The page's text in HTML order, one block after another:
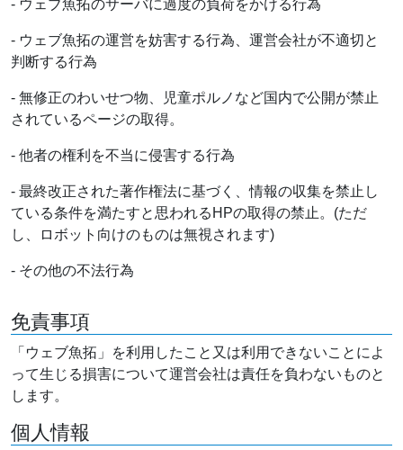
- ウェブ魚拓のサーバに過度の負荷をかける行為
- ウェブ魚拓の運営を妨害する行為、運営会社が不適切と
判断する行為
- 無修正のわいせつ物、児童ポルノなど国内で公開が禁止
されているページの取得。
- 他者の権利を不当に侵害する行為
- 最終改正された著作権法に基づく、情報の収集を禁止し
ている条件を満たすと思われるHPの取得の禁止。(ただ
し、ロボット向けのものは無視されます)
- その他の不法行為
免責事項
「ウェブ魚拓」を利用したこと又は利用できないことによ
って生じる損害について運営会社は責任を負わないものと
します。
個人情報